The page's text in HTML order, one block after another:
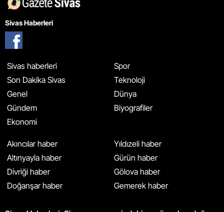
Sivas Haberleri
Sivas haberleri
Son Dakika Sivas
Genel
Gündem
Ekonomi
Spor
Teknoloji
Dünya
Biyografiler
Akıncılar haber
Altınyayla haber
Divriği haber
Doğanşar haber
Yıldızeli haber
Gürün haber
Gölova haber
Gemerek haber